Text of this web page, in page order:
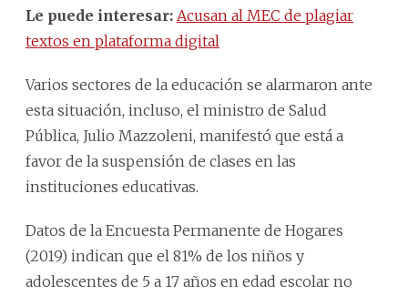
Le puede interesar: Acusan al MEC de plagiar
textos en plataforma digital
Varios sectores de la educación se alarmaron ante
esta situación, incluso, el ministro de Salud
Pública, Julio Mazzoleni, manifestó que está a
favor de la suspensión de clases en las
instituciones educativas.
Datos de la Encuesta Permanente de Hogares
(2019) indican que el 81% de los niños y
adolescentes de 5 a 17 años en edad escolar no